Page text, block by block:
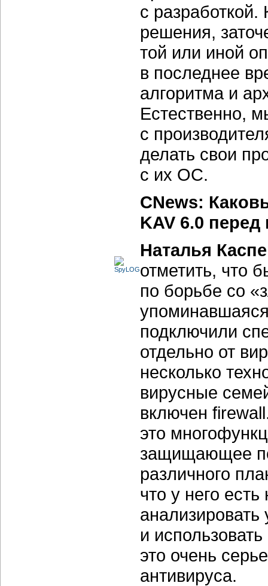
с
решения,
той или иной
в последнее
алгоритма и
Естественно,
с
делать свои
с их ОС.
CNews:
KAV 6.0
Наталья
отметить, что
по борьбе со
подключили
отдельно от
несколько
вирусные
включен
это
защищающее
различного
что у него
анализировать
и
это очень
антивируса.